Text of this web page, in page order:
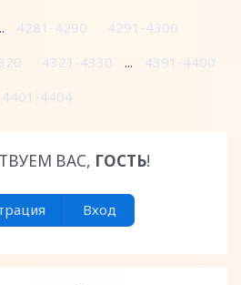
4281-4290
4291-4300
4321-4330 ...
4391-4400
4401-4404
ВАС, ГОСТЬ!
Вход